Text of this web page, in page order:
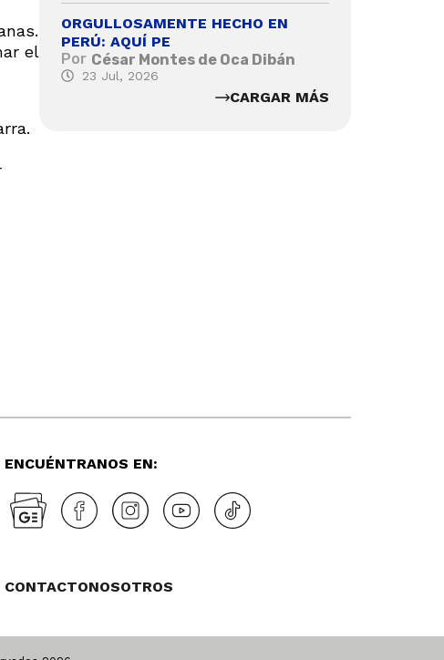
el
ORGULLOSAMENTE HECHO EN
PERÚ: AQUÍ PE
Por César Montes de Oca Dibán
23 Jul, 2026
CARGAR MÁS
ENCUÉNTRANOS EN:
CONTACTONOSOTROS